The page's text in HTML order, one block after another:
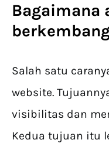
Bagaimana
Salah satu
website.
visibilitas dan
Kedua tujuan itu